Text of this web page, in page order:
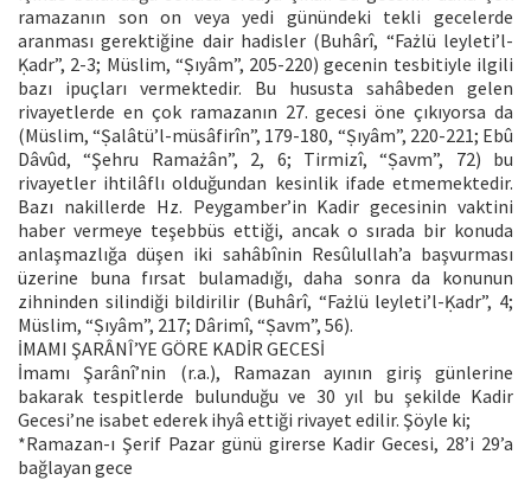
ramazanın son on veya yedi günündeki tekli gecelerde
aranması gerektiğine dair hadisler (Buhârî, “Fażlü leyleti’l-
Ḳadr”, 2-3; Müslim, “Ṣıyâm”, 205-220) gecenin tesbitiyle ilgili
bazı ipuçları vermektedir. Bu hususta sahâbeden gelen
rivayetlerde en çok ramazanın 27. gecesi öne çıkıyorsa da
(Müslim, “Ṣalâtü’l-müsâfirîn”, 179-180, “Ṣıyâm”, 220-221; Ebû
Dâvûd, “Şehru Ramażân”, 2, 6; Tirmizî, “Ṣavm”, 72) bu
rivayetler ihtilâflı olduğundan kesinlik ifade etmemektedir.
Bazı nakillerde Hz. Peygamber’in Kadir gecesinin vaktini
haber vermeye teşebbüs ettiği, ancak o sırada bir konuda
anlaşmazlığa düşen iki sahâbînin Resûlullah’a başvurması
üzerine buna fırsat bulamadığı, daha sonra da konunun
zihninden silindiği bildirilir (Buhârî, “Fażlü leyleti’l-Ḳadr”, 4;
Müslim, “Ṣıyâm”, 217; Dârimî, “Ṣavm”, 56).
İMAMI ŞARÂNÎ’YE GÖRE KADİR GECESİ
İmamı Şarânî’nin (r.a.), Ramazan ayının giriş günlerine
bakarak tespitlerde bulunduğu ve 30 yıl bu şekilde Kadir
Gecesi’ne isabet ederek ihyâ ettiği rivayet edilir. Şöyle ki;
*Ramazan-ı Şerif Pazar günü girerse Kadir Gecesi, 28’i 29’a
bağlayan gece